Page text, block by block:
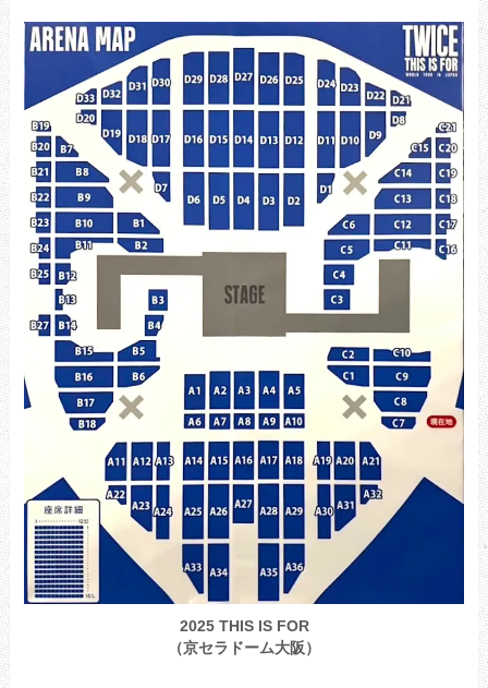
2025 THIS IS FOR
（京セラドーム大阪）